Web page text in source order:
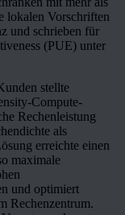
lokalen Vorschriften
und schrieben für
(PUE) unter
stellte
Compute-
Rechenleistung
als
erreichte einen
maximale
und optimiert
Rechenzentrum.